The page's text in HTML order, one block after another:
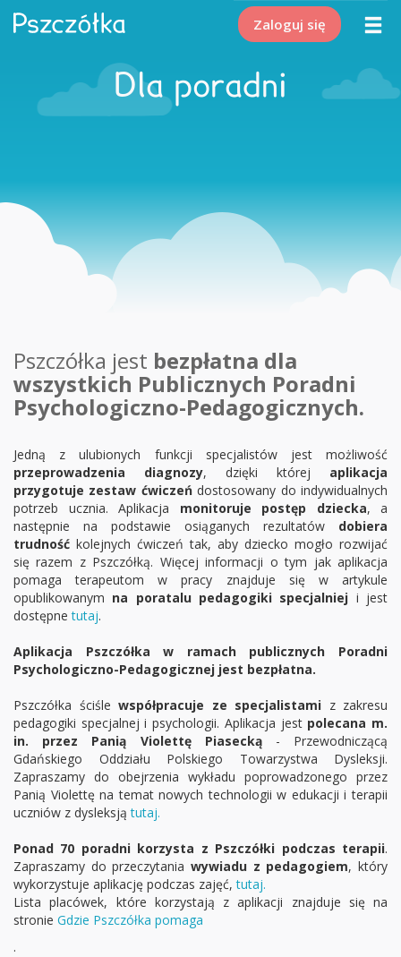
Zaloguj się
Dla poradni
Pszczółka jest bezpłatna dla
wszystkich Publicznych Poradni
Psychologiczno-Pedagogicznych.
Jedną z ulubionych funkcji specjalistów jest możliwość
przeprowadzenia diagnozy, dzięki której aplikacja
przygotuje zestaw ćwiczeńdostosowany do indywidualnych
potrzeb ucznia. Aplikacja monitoruje postęp dziecka, a
następnie na podstawie osiąganych rezultatów dobiera
trudność kolejnych ćwiczeń tak, aby dziecko mogło rozwijać
się razem z Pszczółką. Więcej informacji o tym jak aplikacja
pomaga terapeutom w pracy znajduje się w artykule
opublikowanym na poratalu pedagogiki specjalniej i jest
dostępnetutaj.
Aplikacja Pszczółka w ramach publicznych Poradni
Psychologiczno-Pedagogicznej jest bezpłatna.
Pszczółka ściśle współpracuje ze specjalistami z zakresu
pedagogiki specjalnej i psychologii. Aplikacja jest polecana m.
in. przez Panią Violettę Piasecką- Przewodniczącą
Gdańskiego Oddziału Polskiego Towarzystwa Dysleksji.
Zapraszamy do obejrzenia wykładu poprowadzonego przez
Panią Violettę na temat nowych technologii w edukacji i terapii
uczniów z dysleksjątutaj.
Ponad 70 poradni korzysta z Pszczółki podczas terapii.
Zapraszamy do przeczytania wywiadu z pedagogiem, który
wykorzystuje aplikację podczas zajęć,tutaj.
Lista placówek, które korzystają z aplikacji znajduje się na
stronie Gdzie Pszczółka pomaga
.